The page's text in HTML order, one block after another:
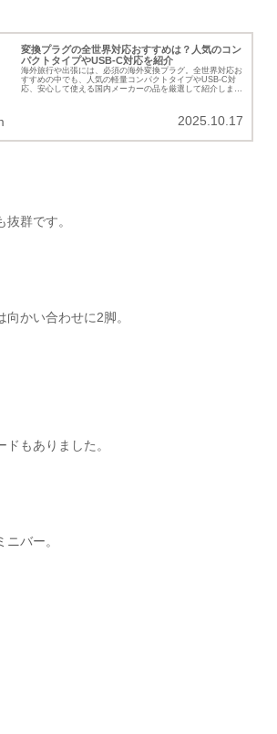
変換プラグの全世界対応おすすめは？人気のコン
パクトタイプやUSB-C対応を紹介
海外旅行や出張には、必須の海外変換プラグ。全世界対応お
すすめの中でも、人気の軽量コンパクトタイプやUSB-C対
応、安心して使える国内メーカーの品を厳選して紹介しま
2025.10.17
群です。
かい合わせに2脚。
もありました。
バー。